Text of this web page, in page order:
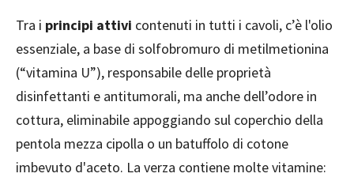
Tra i principi attivi contenuti in tutti i cavoli, c’è l'olio
essenziale, a base di solfobromuro di metilmetionina
(“vitamina U”), responsabile delle proprietà
disinfettanti e antitumorali, ma anche dell’odore in
cottura, eliminabile appoggiando sul coperchio della
pentola mezza cipolla o un batuffolo di cotone
imbevuto d'aceto. La verza contiene molte vitamine: